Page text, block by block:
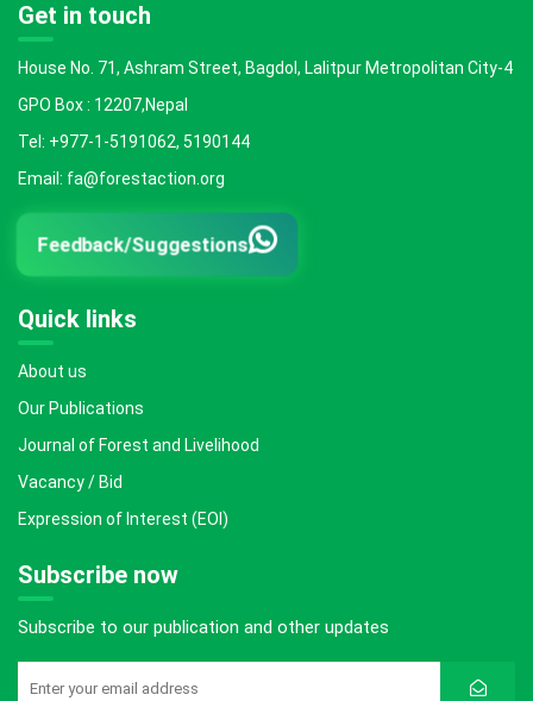
Get in touch
House No. 71, Ashram Street, Bagdol, Lalitpur Metropolitan City-4
GPO Box : 12207,Nepal
Tel: +977-1-5191062, 5190144
Email: fa@forestaction.org
Feedback/Suggestions
Quick links
About us
Our Publications
Journal of Forest and Livelihood
Vacancy / Bid
Expression of Interest (EOI)
Subscribe now
Subscribe to our publication and other updates